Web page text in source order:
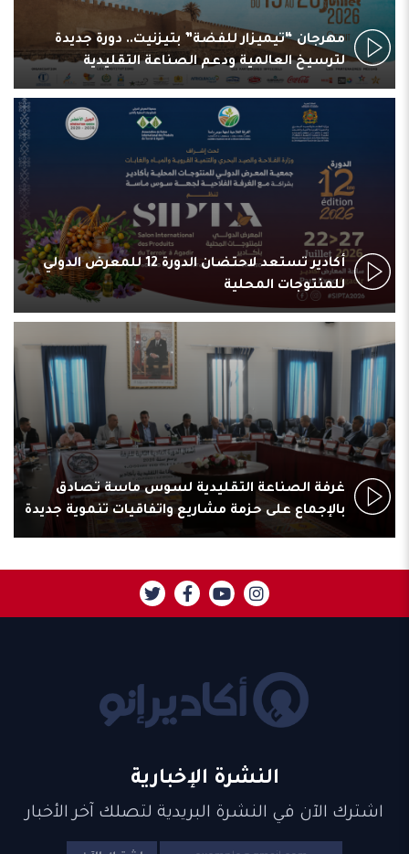
مهرجان “تيميزار للفضة” بتيزنيت.. دورة جديدة
لترسيخ العالمية ودعم الصناعة التقليدية
أكادير تستعد لاحتضان الدورة 12 للمعرض الدولي
للمنتوجات المحلية
غرفة الصناعة التقليدية لسوس ماسة تصادق
بالإجماع على حزمة مشاريع واتفاقيات تنموية جديدة
النشرة الإخبارية
اشترك الآن في النشرة البريدية لتصلك آخر الأخبار